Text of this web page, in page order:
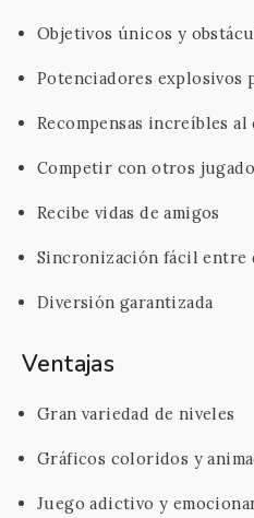
Objetivos únicos y
Potenciadores explosivos
Recompensas increíbles
Competir con otros
Recibe vidas de amigos
Sincronización fácil entre
Diversión garantizada
Ventajas
Gran variedad de niveles
Gráficos coloridos y
Juego adictivo y